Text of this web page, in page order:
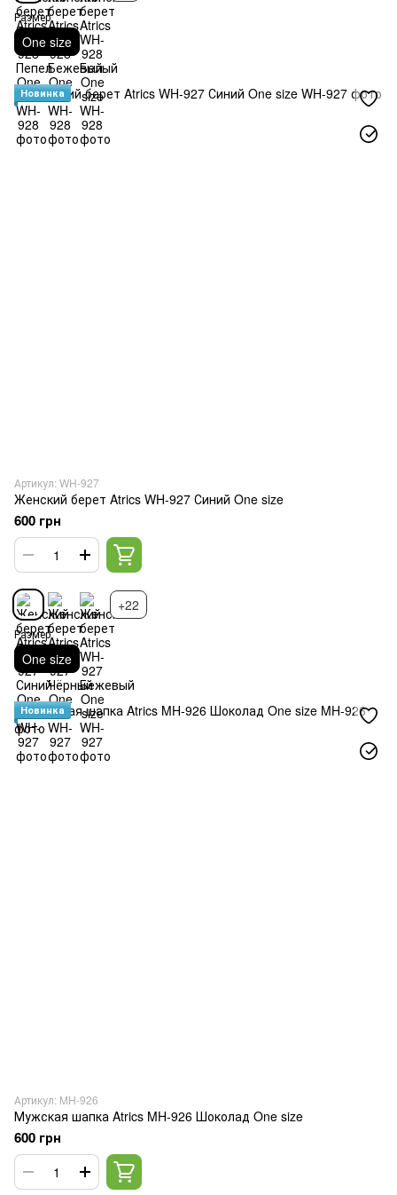
Размер
One size
Новинка
Артикул: WH-927
Женский берет Atrics WH-927 Синий One size
600 грн
+22
Размер
One size
Новинка
Артикул: MH-926
Мужская шапка Atrics MH-926 Шоколад One size
600 грн